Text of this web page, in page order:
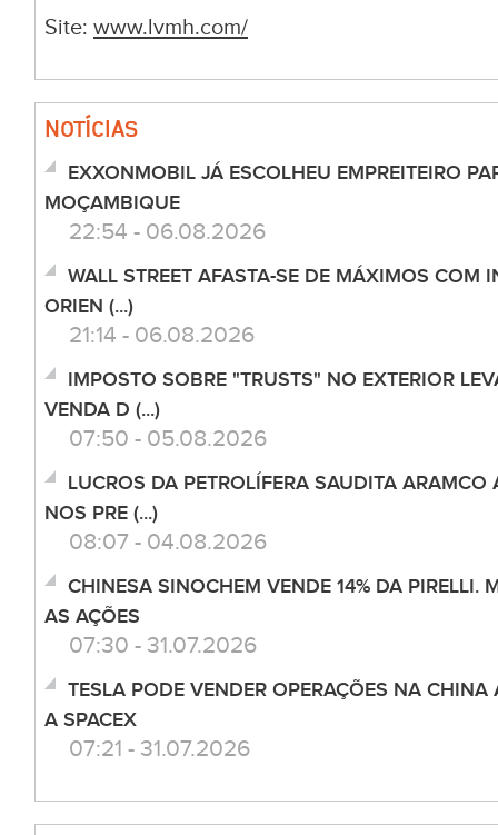
Site: www.lvmh.com/
NOTÍCIAS
EXXONMOBIL JÁ ESCOLHEU EMPREITEIRO
MOÇAMBIQUE
22:54 - 06.08.2026
WALL STREET AFASTA-SE DE MÁXIMOS COM
ORIEN (...)
21:14 - 06.08.2026
IMPOSTO SOBRE "TRUSTS" NO EXTERIOR
VENDA D (...)
07:50 - 05.08.2026
LUCROS DA PETROLÍFERA SAUDITA
NOS PRE (...)
08:07 - 04.08.2026
CHINESA SINOCHEM VENDE 14% DA PIRELLI.
AS AÇÕES
07:30 - 31.07.2026
TESLA PODE VENDER OPERAÇÕES NA
A SPACEX
07:21 - 31.07.2026